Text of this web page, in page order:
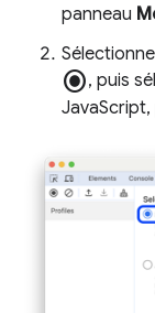
panneau
radio_button_checked, puis